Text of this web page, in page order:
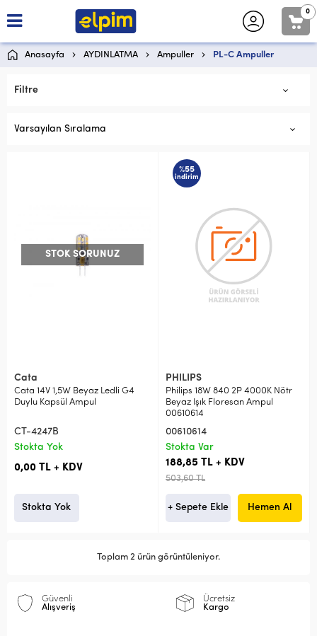
0
Anasayfa AYDINLATMA Ampuller PL-C Ampuller
Filtre
Varsayılan Sıralama
STOK SORUNUZ
Cata
Cata 14V 1,5W Beyaz Ledli G4
Duylu Kapsül Ampul
CT-4247B
Stokta Yok
0,00 TL + KDV
Stokta Yok
%55
indirim
PHILIPS
Philips 18W 840 2P 4000K Nötr
Beyaz Işık Floresan Ampul
00610614
00610614
Stokta Var
188,85 TL + KDV
503,60 TL
+ Sepete Ekle Hemen Al
Toplam 2 ürün görüntüleniyor.
Güvenli
Alışveriş
Ücretsiz
Kargo